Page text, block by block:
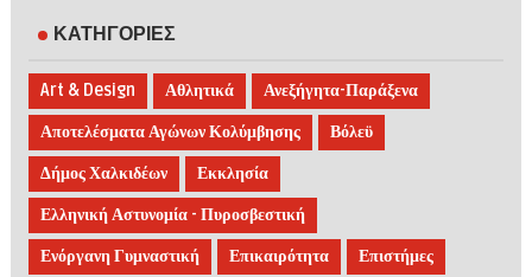
ΚΑΤΗΓΟΡΙΕΣ
Art & Design Αθλητικά Ανεξήγητα-Παράξενα
Αποτελέσματα Αγώνων Κολύμβησης Βόλεϋ
Δήμος Χαλκιδέων Εκκλησία
Ελληνική Αστυνομία - Πυροσβεστική
Ενόργανη Γυμναστική Επικαιρότητα Επιστήμες